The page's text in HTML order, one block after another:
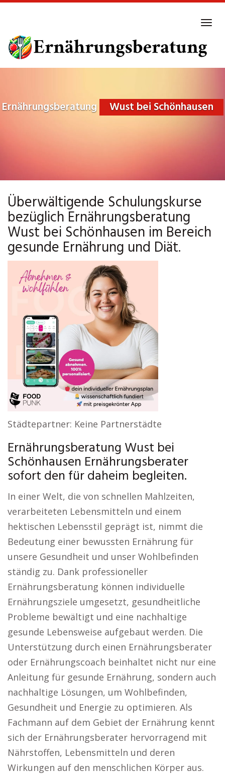
main
content
Ernährungsberatung Wust bei Schönhausen
Überwältigende Schulungskurse
bezüglich Ernährungsberatung
Wust bei Schönhausen im Bereich
gesunde Ernährung und Diät.
Städtepartner: Keine Partnerstädte
Ernährungsberatung Wust bei
Schönhausen Ernährungsberater
sofort den für daheim begleiten.
In einer Welt, die von schnellen Mahlzeiten,
verarbeiteten Lebensmitteln und einem
hektischen Lebensstil geprägt ist, nimmt die
Bedeutung einer bewussten Ernährung für
unsere Gesundheit und unser Wohlbefinden
ständig zu. Dank professioneller
Ernährungsberatung können individuelle
Ernährungsziele umgesetzt, gesundheitliche
Probleme bewältigt und eine nachhaltige
gesunde Lebensweise aufgebaut werden. Die
Unterstützung durch einen Ernährungsberater
oder Ernährungscoach beinhaltet nicht nur eine
Anleitung für gesunde Ernährung, sondern auch
nachhaltige Lösungen, um Wohlbefinden,
Gesundheit und Energie zu optimieren. Als
Fachmann auf dem Gebiet der Ernährung kennt
sich der Ernährungsberater hervorragend mit
Nährstoffen, Lebensmitteln und deren
Wirkungen auf den menschlichen Körper aus.